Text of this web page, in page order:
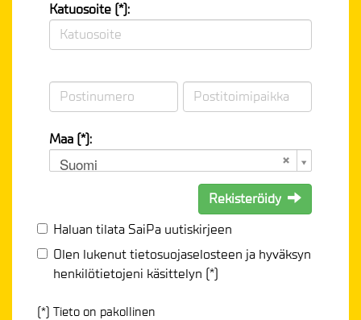
Katuosoite (*):
Maa (*):
Suomi
Rekisteröidy
Haluan tilata SaiPa uutiskirjeen
Olen lukenuttietosuojaselosteen ja hyväksyn
henkilötietojeni käsittelyn (*)
(*) Tieto on pakollinen